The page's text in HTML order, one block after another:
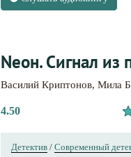
Nеон. Сигнал из
Василий Криптонов, Мила
4.50
Детектив / Современный